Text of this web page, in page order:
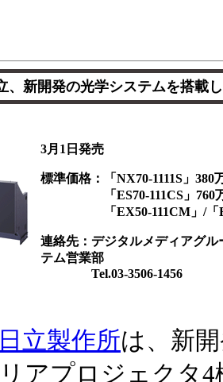
、新開発の光学システムを搭載
3月1日発売
標準価格：「NX70-1111S」380
「ES70-111CS」760
「EX50-111CM」/「
連絡先：デジタルメディアグ
テム営業部
Tel.03-3506-1456
立製作所は、新
アプロジェクタ